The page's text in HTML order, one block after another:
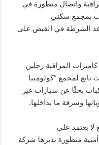
واتصال متطورة في
بمجمع سكني
الشرطة في القبض على
المراقبة رجلين
لمجمع “كولومبيا
بحثًا عن سيارات غير
وسرقة ما بداخلها.
يعتمد على
متطورة تديرها شركة